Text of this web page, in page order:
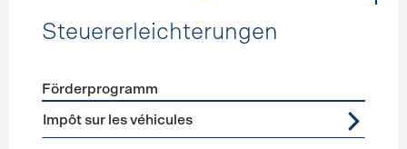
Steuererleichterungen
Förderprogramme Steuererleichterungen
Förderprogramm
Impôt sur les véhicules